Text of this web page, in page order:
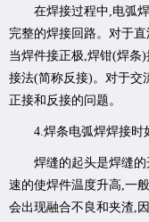
在焊接过程中,电弧
完整的焊接回路。对于
当焊件接正极,焊钳(焊条
接法(简称反接)。对于交
正接和反接的问题。
4.焊条电弧焊焊接时
焊缝的起头是焊缝
速的使焊件温度升高,一
会出现融合不良和夹渣,